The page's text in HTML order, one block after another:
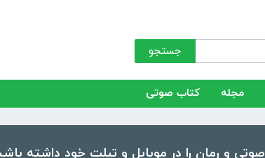
جستجو
مجله کتاب صوتی